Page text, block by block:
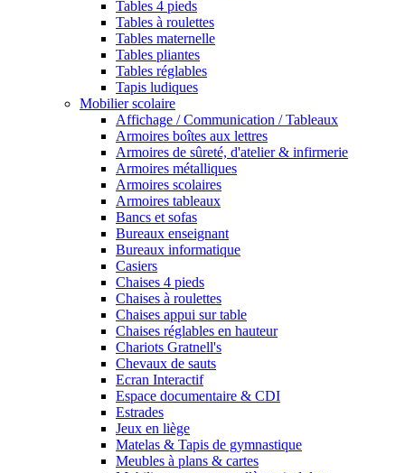
Tables 4 pieds
Tables à roulettes
Tables maternelle
Tables pliantes
Tables réglables
Tapis ludiques
Mobilier scolaire
Affichage / Communication / Tableaux
Armoires boîtes aux lettres
Armoires de sûreté, d'atelier & infirmerie
Armoires métalliques
Armoires scolaires
Armoires tableaux
Bancs et sofas
Bureaux enseignant
Bureaux informatique
Casiers
Chaises 4 pieds
Chaises à roulettes
Chaises appui sur table
Chaises réglables en hauteur
Chariots Gratnell's
Chevaux de sauts
Ecran Interactif
Espace documentaire & CDI
Estrades
Jeux en liège
Matelas & Tapis de gymnastique
Meubles à plans & cartes